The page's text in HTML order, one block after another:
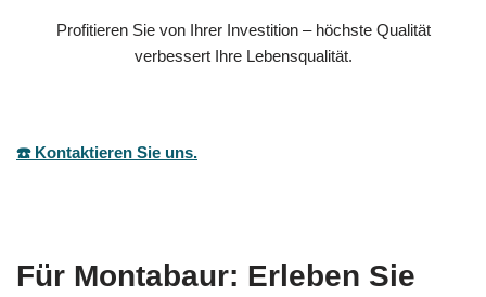
Profitieren Sie von Ihrer Investition – höchste Qualität
verbessert Ihre Lebensqualität.
☎️ Kontaktieren Sie uns.
Für Montabaur: Erleben Sie